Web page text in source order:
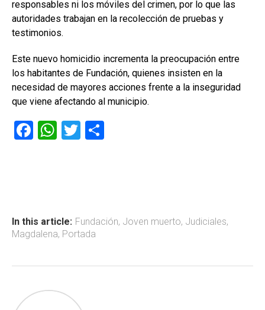
responsables ni los móviles del crimen, por lo que las
autoridades trabajan en la recolección de pruebas y
testimonios.
Este nuevo homicidio incrementa la preocupación entre
los habitantes de Fundación, quienes insisten en la
necesidad de mayores acciones frente a la inseguridad
que viene afectando al municipio.
F
ok
W
p
p
T
tir
In this article: Fundación, Joven muerto, Judiciales,
Magdalena, Portada